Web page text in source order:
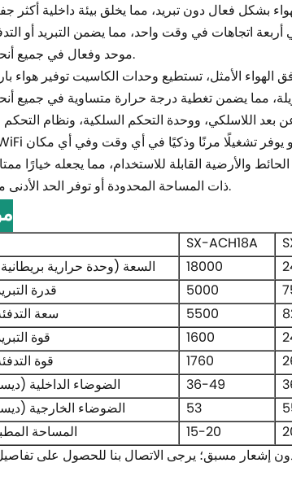
أربعة اتجاهات في وقت واحد، مما يضمن التبريد أو
موحد وفعال في جميع أنحاء الغرفة.
الهواء الأمثل، تستطيع وحدات الكاسيت توفير هواء
اللاسلكي، ووحدة التحكم السلكية، ونظام
والأرضية القابلة للاستخدام، مما يجعله خيارًا
ذات المساحة المحدودة أو توفر الحد الأدنى من الحائط.
SX-ACH18A
السعة (وحدة حرارية
18000
قدرة
5000
سعة
5500
قوة
1600
قوة
1760
الضوضاء الداخلية
36-49
الضوضاء الخارجية
53
المساحة
15-20